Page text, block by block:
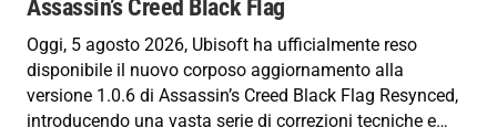
Assassin’s Creed Black Flag
Oggi, 5 agosto 2026, Ubisoft ha ufficialmente reso
disponibile il nuovo corposo aggiornamento alla
versione 1.0.6 di Assassin’s Creed Black Flag Resynced,
introducendo una vasta serie di correzioni tecniche e…